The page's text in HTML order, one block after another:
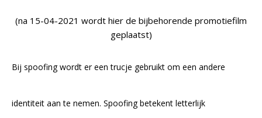
(na 15-04-2021 wordt hier de bijbehorende promotiefilm
geplaatst)
Bij spoofing wordt er een trucje gebruikt om een andere
identiteit aan te nemen. Spoofing betekent letterlijk